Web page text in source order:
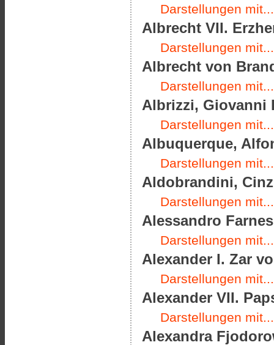
Darstellungen mit...
Albrecht VII.
Darstellungen mit...
Albrecht von
Darstellungen mit...
Albrizzi, Giovanni
Darstellungen mit...
Albuquerque,
Darstellungen mit...
Aldobrandini,
Darstellungen mit...
Alessandro
Darstellungen mit...
Alexander I. Zar
Darstellungen mit...
Alexander VII.
Darstellungen mit...
Alexandra